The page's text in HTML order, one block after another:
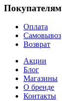
Покупателям
Оплата
Самовывоз
Возврат
Акции
Блог
Магазины
О бренде
Контакты